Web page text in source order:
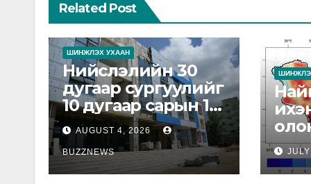
Related Post
ШИНЖЛЭХ УХААН
Нийслэлийн 30
дугаар сургуулийг
10 дугаар сарын 1-
нд ашиглалтад
оруулна
AUGUST 4, 2026
BUZZNEWS